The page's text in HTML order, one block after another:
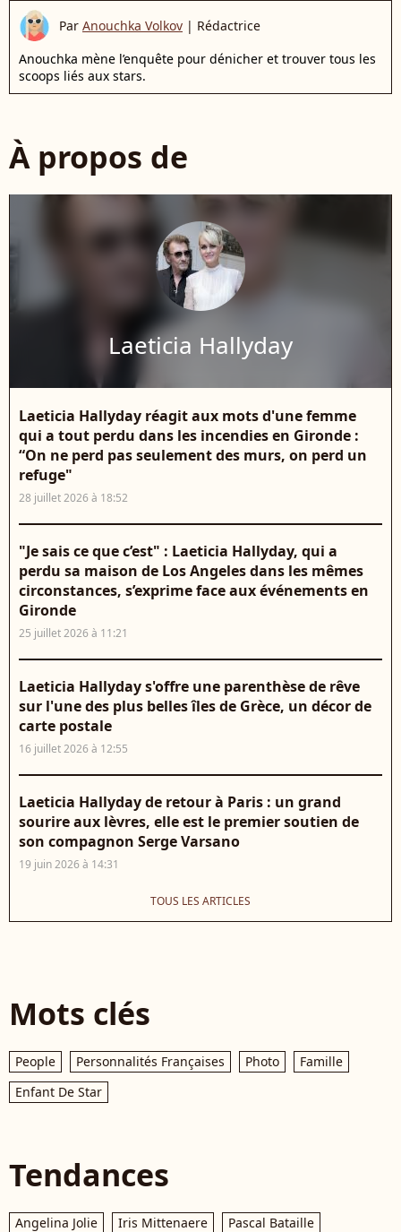
Par Anouchka Volkov | Rédactrice
Anouchka mène l’enquête pour dénicher et trouver tous les
scoops liés aux stars.
À propos de
Laeticia Hallyday
Laeticia Hallyday réagit aux mots d'une femme
qui a tout perdu dans les incendies en Gironde :
“On ne perd pas seulement des murs, on perd un
refuge"
28 juillet 2026 à 18:52
"Je sais ce que c’est" : Laeticia Hallyday, qui a
perdu sa maison de Los Angeles dans les mêmes
circonstances, s’exprime face aux événements en
Gironde
25 juillet 2026 à 11:21
Laeticia Hallyday s'offre une parenthèse de rêve
sur l'une des plus belles îles de Grèce, un décor de
carte postale
16 juillet 2026 à 12:55
Laeticia Hallyday de retour à Paris : un grand
sourire aux lèvres, elle est le premier soutien de
son compagnon Serge Varsano
19 juin 2026 à 14:31
TOUS LES ARTICLES
Mots clés
People Personnalités Françaises Photo
Famille
Enfant De Star
Tendances
Angelina Jolie Iris Mittenaere
Pascal Bataille